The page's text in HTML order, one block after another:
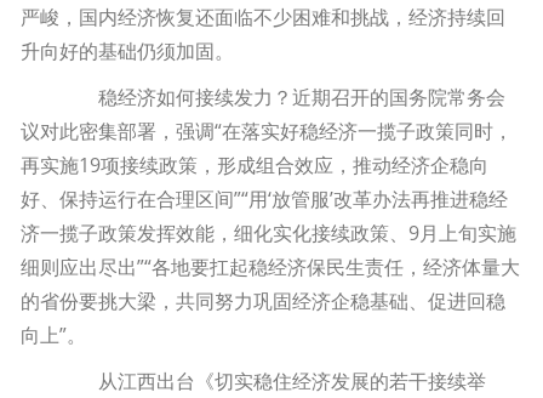
严峻，国内经济恢复还面临不少困难和挑战，经济持续回
升向好的基础仍须加固。
稳经济如何接续发力？近期召开的国务院常务会
议对此密集部署，强调“在落实好稳经济一揽子政策同时，
再实施19项接续政策，形成组合效应，推动经济企稳向
好、保持运行在合理区间”“用‘放管服’改革办法再推进稳经
济一揽子政策发挥效能，细化实化接续政策、9月上旬实施
细则应出尽出”“各地要扛起稳经济保民生责任，经济体量大
的省份要挑大梁，共同努力巩固经济企稳基础、促进回稳
向上”。
从江西出台《切实稳住经济发展的若干接续举